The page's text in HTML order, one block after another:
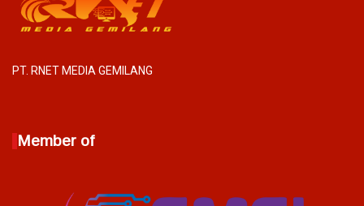
PT. RNET MEDIA GEMILANG
Member of